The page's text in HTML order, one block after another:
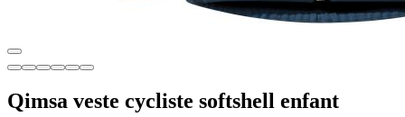
Qimsa veste cycliste softshell enfant